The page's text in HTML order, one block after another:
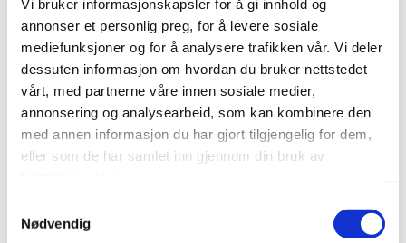
Vi bruker informasjonskapsler for å gi innhold og
annonser et personlig preg, for å levere sosiale
mediefunksjoner og for å analysere trafikken vår. Vi deler
dessuten informasjon om hvordan du bruker nettstedet
vårt, med partnerne våre innen sosiale medier,
annonsering og analysearbeid, som kan kombinere den
med annen informasjon du har gjort tilgjengelig for dem,
eller som de har samlet inn gjennom din bruk av
Nødvendig
Hun peker på de økende boligprisene som grunnen til
at flere leier.
– Selv om idealet og det beste for flest mulig er å eie sin
egen bolig, så bør vi også i Norge har et leiemarked som
fungerer bedre enn det gjør i dag.
Se video fra møtet her